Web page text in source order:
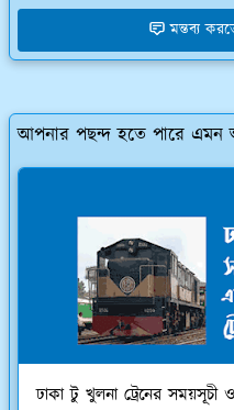
মন্তব্য
আপনার পছন্দ হতে পারে
ঢাকা টু খুলনা ট্রেনের